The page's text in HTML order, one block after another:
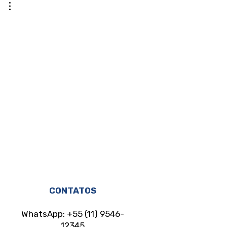
CONTATOS
WhatsApp: +55 (11) 9546-